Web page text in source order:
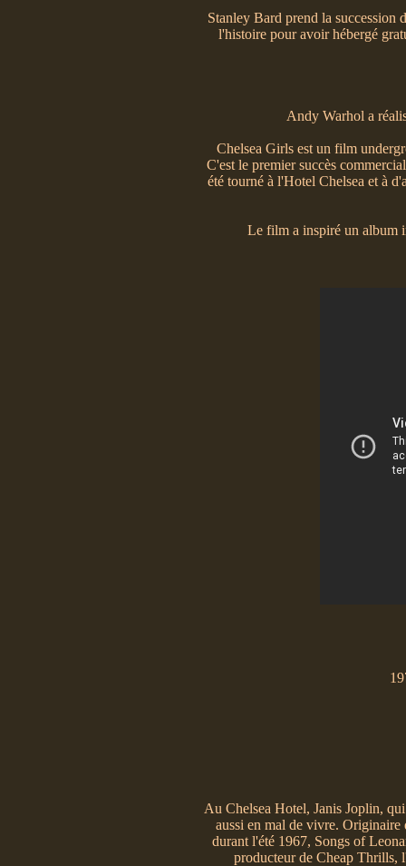
Stanley Bard prend la succession
l'histoire pour avoir hébergé
Andy Warhol a
Chelsea Girls est un film
C'est le premier succès
été tourné à l'Hotel Chelsea et à
Le film a inspiré un album
Au Chelsea Hotel, Janis Joplin,
aussi en mal de vivre. Originaire
durant l'été 1967, Songs of
producteur de Cheap Thrills,